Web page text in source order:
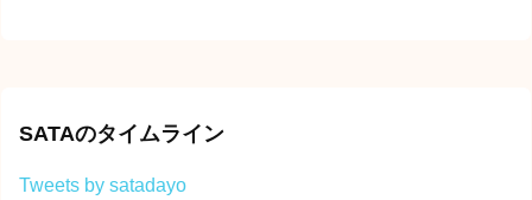
SATAのタイムライン
Tweets by satadayo